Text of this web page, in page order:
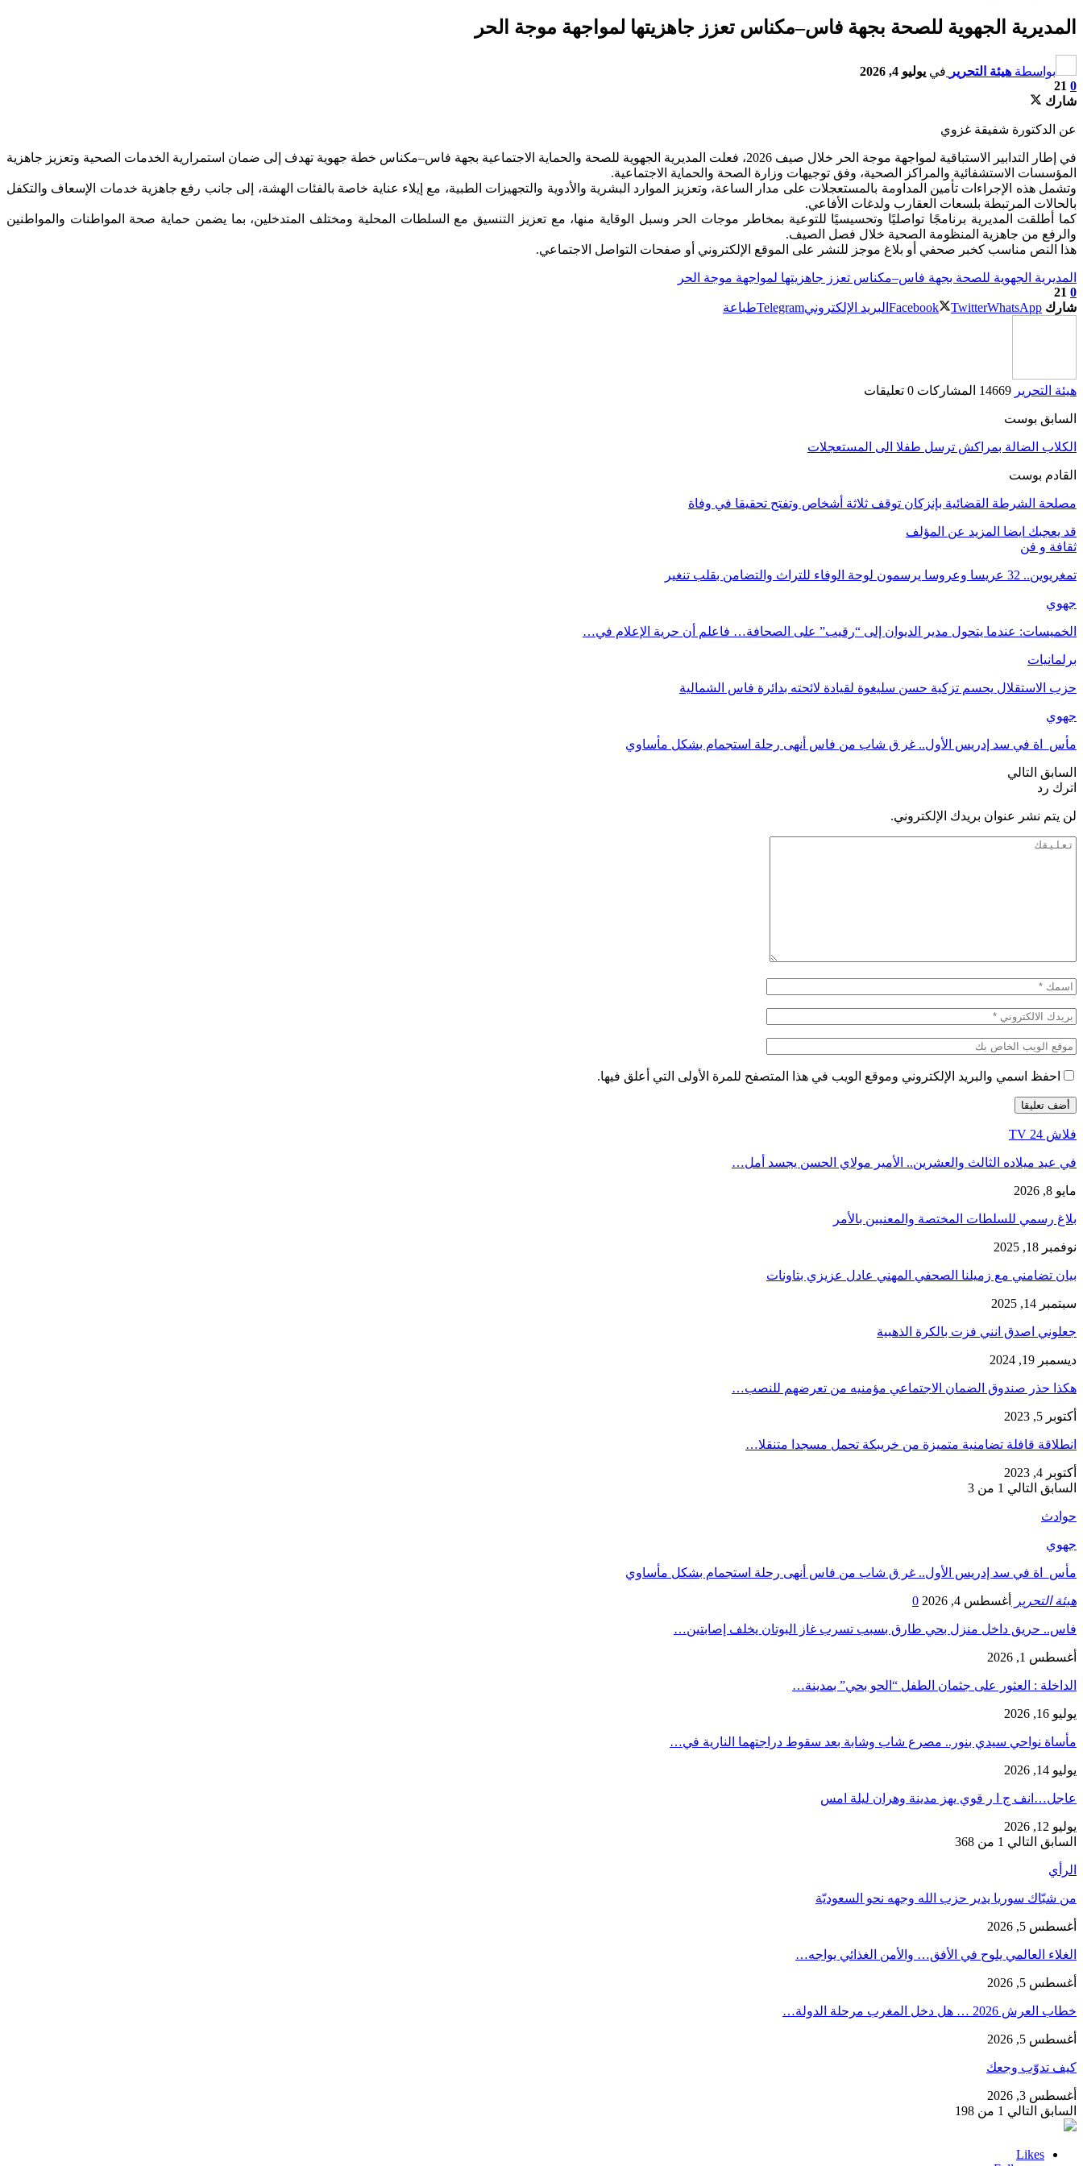
المديرية الجهوية للصحة بجهة فاس–مكناس تعزز جاهزيتها لمواجهة موجة الحر
بواسطة هيئة التحرير في يوليو 4, 2026
0
21
شارك
عن الدكتورة شفيقة غزوي
في إطار التدابير الاستباقية لمواجهة موجة الحر خلال صيف 2026، فعلت المديرية الجهوية للصحة والحماية الاجتماعية بجهة فاس–مكناس خطة جهوية تهدف إلى ضمان استمرارية الخدمات الصحية وتعزيز جاهزية
المؤسسات الاستشفائية والمراكز الصحية، وفق توجيهات وزارة الصحة والحماية الاجتماعية.
وتشمل هذه الإجراءات تأمين المداومة بالمستعجلات على مدار الساعة، وتعزيز الموارد البشرية والأدوية والتجهيزات الطبية، مع إيلاء عناية خاصة بالفئات الهشة، إلى جانب رفع جاهزية خدمات الإسعاف والتكفل
بالحالات المرتبطة بلسعات العقارب ولدغات الأفاعي.
كما أطلقت المديرية برنامجًا تواصليًا وتحسيسيًا للتوعية بمخاطر موجات الحر وسبل الوقاية منها، مع تعزيز التنسيق مع السلطات المحلية ومختلف المتدخلين، بما يضمن حماية صحة المواطنات والمواطنين
والرفع من جاهزية المنظومة الصحية خلال فصل الصيف.
هذا النص مناسب كخبر صحفي أو بلاغ موجز للنشر على الموقع الإلكتروني أو صفحات التواصل الاجتماعي.
المديرية الجهوية للصحة بجهة فاس–مكناس تعزز جاهزيتها لمواجهة موجة الحر
0
21
شارك
Facebook TwitterWhatsApp البريد الإلكترونيTelegramطباعة
هيئة التحرير 14669 المشاركات 0 تعليقات
السابق بوست
الكلاب الضالة بمراكش ترسل طفلا الى المستعجلات
القادم بوست
مصلحة الشرطة القضائية بإنزكان توقف ثلاثة أشخاص وتفتح تحقيقا في وفاة
قد يعجبك ايضا المزيد عن المؤلف
ثقافة و فن
تمغريوين.. 32 عريسا وعروسا يرسمون لوحة الوفاء للتراث والتضامن بقلب تنغير
جهوي
الخميسات: عندما يتحول مدير الديوان إلى “رقيب” على الصحافة… فاعلم أن حرية الإعلام في…
برلمانيات
حزب الاستقلال يحسم تزكية حسن سليغوة لقيادة لائحته بدائرة فاس الشمالية
جهوي
مأس_اة في سد إدريس الأول.. غر ق شاب من فاس أنهى رحلة استجمام بشكل مأساوي
السابق التالي
اترك رد
لن يتم نشر عنوان بريدك الإلكتروني.
احفظ اسمي والبريد الإلكتروني وموقع الويب في هذا المتصفح للمرة الأولى التي أعلق فيها.
فلاش 24 TV
في عيد ميلاده الثالث والعشرين.. الأمير مولاي الحسن يجسد أمل…
مايو 8, 2026
بلاغ رسمي للسلطات المختصة والمعنيين بالأمر
نوفمبر 18, 2025
بيان تضامني مع زميلنا الصحفي المهني عادل عزيزي بتاونات
سبتمبر 14, 2025
جعلوني اصدق انني فزت بالكرة الذهبية
ديسمبر 19, 2024
هكذا حذر صندوق الضمان الاجتماعي مؤمنيه من تعرضهم للنصب…
أكتوبر 5, 2023
انطلاقة قافلة تضامنية متميزة من خريبكة تحمل مسجدا متنقلا…
أكتوبر 4, 2023
السابق التالي 1 من 3
حوادث
جهوي
مأس_اة في سد إدريس الأول.. غر ق شاب من فاس أنهى رحلة استجمام بشكل مأساوي
هيئة التحرير أغسطس 4, 2026 0
فاس.. حريق داخل منزل بحي طارق بسبب تسرب غاز البوتان يخلف إصابتين…
أغسطس 1, 2026
​الداخلة : العثور على جثمان الطفل “الحو بحي” بمدينة…
يوليو 16, 2026
مأساة نواحي سيدي بنور.. مصرع شاب وشابة بعد سقوط دراجتهما النارية في…
يوليو 14, 2026
عاجل…انف ج ا ر قوي يهز مدينة وهران ليلة امس
يوليو 12, 2026
السابق التالي 1 من 368
الرأي
من شبّاك سوريا يدير حزب الله وجهه نحو السعوديّة
أغسطس 5, 2026
الغلاء العالمي يلوح في الأفق… والأمن الغذائي يواجه…
أغسطس 5, 2026
خطاب العرش 2026 … هل دخل المغرب مرحلة الدولة…
أغسطس 5, 2026
كيف تدوّب وجعك
أغسطس 3, 2026
السابق التالي 1 من 198
Likes